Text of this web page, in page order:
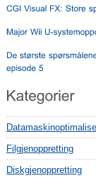
Filgjenoppretting
Diskgjenoppretting